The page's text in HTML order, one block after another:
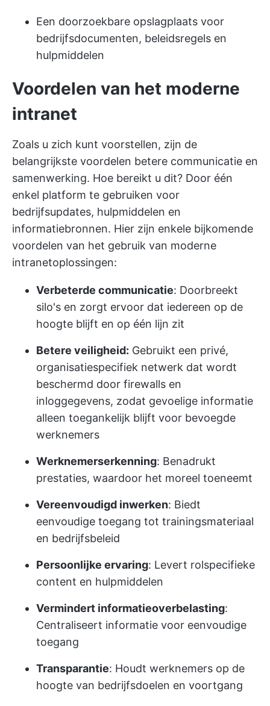
Een doorzoekbare opslagplaats voor
bedrijfsdocumenten, beleidsregels en
hulpmiddelen
Voordelen van het moderne
intranet
Zoals u zich kunt voorstellen, zijn de
belangrijkste voordelen betere communicatie en
samenwerking. Hoe bereikt u dit? Door één
enkel platform te gebruiken voor
bedrijfsupdates, hulpmiddelen en
informatiebronnen. Hier zijn enkele bijkomende
voordelen van het gebruik van moderne
intranetoplossingen:
Verbeterde communicatie: Doorbreekt
silo's en zorgt ervoor dat iedereen op de
hoogte blijft en op één lijn zit
Betere veiligheid: Gebruikt een privé,
organisatiespecifiek netwerk dat wordt
beschermd door firewalls en
inloggegevens, zodat gevoelige informatie
alleen toegankelijk blijft voor bevoegde
werknemers
Werknemerserkenning: Benadrukt
prestaties, waardoor het moreel toeneemt
Vereenvoudigd inwerken: Biedt
eenvoudige toegang tot trainingsmateriaal
en bedrijfsbeleid
Persoonlijke ervaring: Levert rolspecifieke
content en hulpmiddelen
Vermindert informatieoverbelasting:
Centraliseert informatie voor eenvoudige
toegang
Transparantie: Houdt werknemers op de
hoogte van bedrijfsdoelen en voortgang